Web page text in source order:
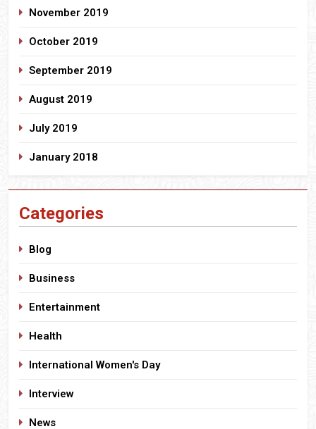
November 2019
October 2019
September 2019
August 2019
July 2019
January 2018
Categories
Blog
Business
Entertainment
Health
International Women's Day
Interview
News